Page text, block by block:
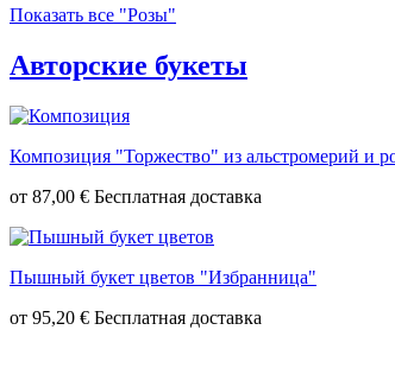
Показать все "Розы"
Авторские букеты
Композиция "Торжество" из альстромерий и
от 87,00 €
Пышный букет цветов "Избранница"
от 95,20 €